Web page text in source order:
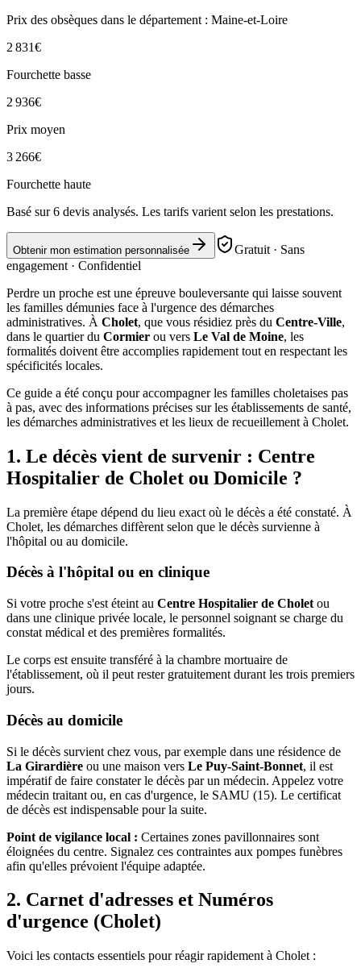
Prix des obsèques dans le département : Maine-et-Loire
2 831€
Fourchette basse
2 936€
Prix moyen
3 266€
Fourchette haute
Basé sur6 devis analysés. Les tarifs varient selon les prestations.
Obtenir mon estimation personnalisée
Gratuit · Sans
engagement · Confidentiel
Perdre un proche est une épreuve bouleversante qui laisse souvent
les familles démunies face à l'urgence des démarches
administratives. À Cholet, que vous résidiez près du Centre-Ville,
dans le quartier du Cormier ou vers Le Val de Moine, les
formalités doivent être accomplies rapidement tout en respectant les
spécificités locales.
Ce guide a été conçu pour accompagner les familles choletaises pas
à pas, avec des informations précises sur les établissements de santé,
les démarches administratives et les lieux de recueillement à Cholet.
1. Le décès vient de survenir : Centre
Hospitalier de Cholet ou Domicile ?
La première étape dépend du lieu exact où le décès a été constaté. À
Cholet, les démarches diffèrent selon que le décès survienne à
l'hôpital ou au domicile.
Décès à l'hôpital ou en clinique
Si votre proche s'est éteint au Centre Hospitalier de Cholet ou
dans une clinique privée locale, le personnel soignant se charge du
constat médical et des premières formalités.
Le corps est ensuite transféré à la chambre mortuaire de
l'établissement, où il peut rester gratuitement durant les trois premiers
jours.
Décès au domicile
Si le décès survient chez vous, par exemple dans une résidence de
La Girardière ou une maison vers Le Puy-Saint-Bonnet, il est
impératif de faire constater le décès par un médecin. Appelez votre
médecin traitant ou, en cas d'urgence, le SAMU (15). Le certificat
de décès est indispensable pour la suite.
Point de vigilance local : Certaines zones pavillonnaires sont
éloignées du centre. Signalez ces contraintes aux pompes funèbres
afin qu'elles prévoient l'équipe adaptée.
2. Carnet d'adresses et Numéros
d'urgence (Cholet)
Voici les contacts essentiels pour réagir rapidement à Cholet :